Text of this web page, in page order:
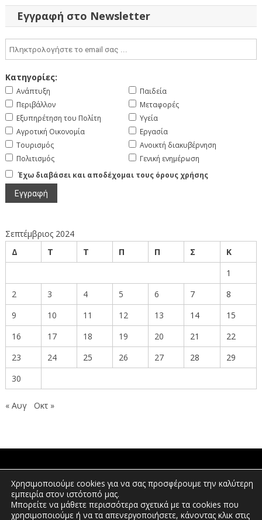
Εγγραφή στο Newsletter
Κατηγορίες:
Ανάπτυξη
Περιβάλλον
Εξυπηρέτηση του Πολίτη
Αγροτική Οικονομία
Τουρισμός
Πολιτισμός
Παιδεία
Μεταφορές
Υγεία
Εργασία
Ανοικτή διακυβέρνηση
Γενική ενημέρωση
Έχω διαβάσει και αποδέχομαι τους όρους χρήσης
Σεπτέμβριος 2024
Δ
Τ Τ Π Π Σ
Κ
1
2
3 4 5 6 7
8
9
10 11 12 13 14
15
16
17 18 19 20 21
22
23
24 25 26 27 28
29
30
« Αυγ Οκτ »
ΠΟΛΙΤΕΣ
Χρησιμοποιούμε cookies για να σας προσφέρουμε την καλύτερη
εμπειρία στον ιστότοπό μας.
Μπορείτε να μάθετε περισσότερα σχετικά με τα cookies που
χρησιμοποιούμε ή να τα απενεργοποιήσετε, κάνοντας κλικ στις